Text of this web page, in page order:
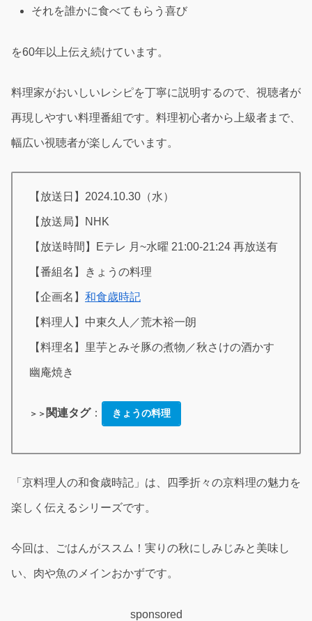
それを誰かに食べてもらう喜び
を60年以上伝え続けています。
料理家がおいしいレシピを丁寧に説明するので、視聴者が
再現しやすい料理番組です。料理初心者から上級者まで、
幅広い視聴者が楽しんでいます。
【放送日】2024.10.30（水）
【放送局】NHK
【放送時間】Eテレ 月~水曜 21:00-21:24 再放送有
【番組名】きょうの料理
【企画名】 和食歳時記
【料理人】中東久人／荒木裕一朗
【料理名】里芋とみそ豚の煮物／秋さけの酒かす
幽庵焼き
＞＞ 関連タグ： きょうの料理
「京料理人の和食歳時記」は、四季折々の京料理の魅力を
楽しく伝えるシリーズです。
今回は、ごはんがススム！実りの秋にしみじみと美味し
い、肉や魚のメインおかずです。
sponsored